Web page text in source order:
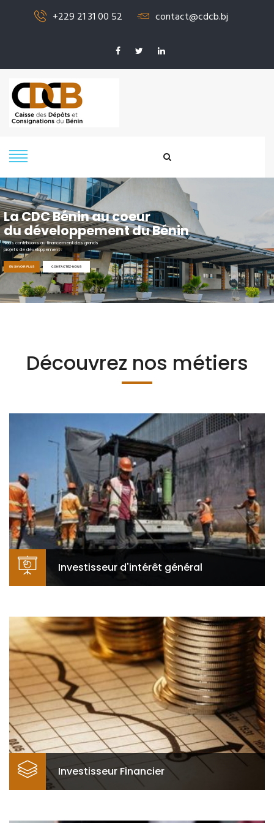
+229 21 31 00 52 contact@cdcb.bj
La CDC Bénin au coeur
du développement du Bénin
Nous contribuons au financement des grands
projets de développement .
EN SAVOIR PLUS CONTACTEZ-NOUS
Découvrez nos métiers
Investisseur d'intérêt général
Investisseur d'intérêt général
Le financement de projets d’intérêt général est la
raison d’être de la CDC Bénin. Les interventions de
la CDC Bénin portent notamment sur les secteurs
insuffisamment couverts par les investissements
privés ...
Investisseur Financier